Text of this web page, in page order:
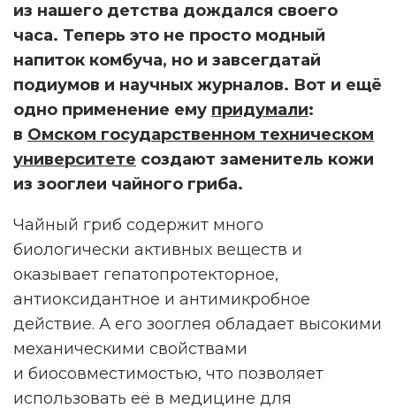
из нашего детства дождался своего
часа. Теперь это не просто модный
напиток комбуча, но и завсегдатай
подиумов и научных журналов. Вот и ещё
одно применение ему придумали:
в Омском государственном техническом
университете создают заменитель кожи
из зооглеи чайного гриба.
Чайный гриб содержит много
биологически активных веществ и
оказывает гепатопротекторное,
антиоксидантное и антимикробное
действие. А его зооглея обладает высокими
механическими свойствами
и биосовместимостью, что позволяет
использовать её в медицине для